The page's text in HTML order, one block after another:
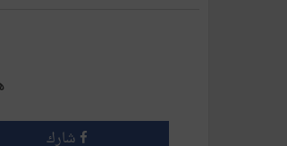
شارك